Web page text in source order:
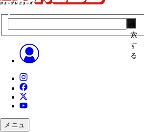
索
す
る
メニュ